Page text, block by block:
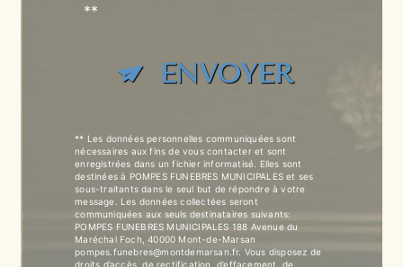
**
ENVOYER
** Les données personnelles communiquées sont
nécessaires aux fins de vous contacter et sont
enregistrées dans un fichier informatisé. Elles sont
destinées à POMPES FUNEBRES MUNICIPALES et ses
sous-traitants dans le seul but de répondre à votre
message. Les données collectées seront
communiquées aux seuls destinataires suivants:
POMPES FUNEBRES MUNICIPALES 188 Avenue du
Maréchal Foch, 40000 Mont-de-Marsan
pompes.funebres@montdemarsan.fr. Vous disposez de
droits d’accès, de rectification, d’effacement, de